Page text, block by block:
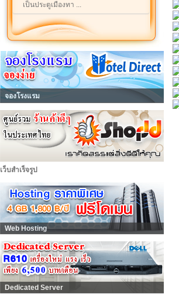
เป็นประตูเมืองทา ...
จองโรงแรม
เว็บสำเร็จรูป
Web Hosting
Dedicated Server